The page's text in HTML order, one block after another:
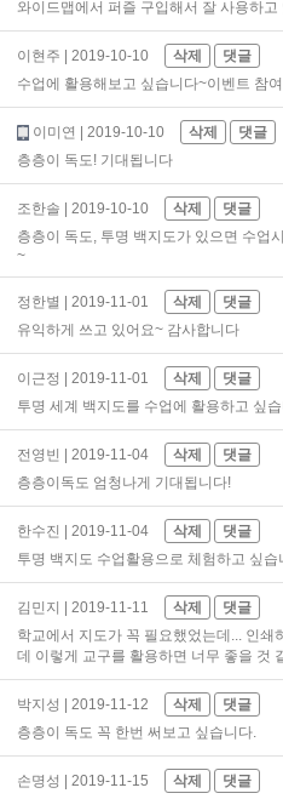
와이드맵에서 퍼즐 구입해서 잘 사용하
이현주 | 2019-10-10 삭제
댓글
수업에 활용해보고 싶습니다~이벤트 참
이미연 | 2019-10-10 삭제
댓글
층층이 독도! 기대됩니다
조한솔 | 2019-10-10 삭제
댓글
층층이 독도, 투명 백지도가 있으면 수업
~
정한별 | 2019-11-01 삭제
댓글
유익하게 쓰고 있어요~ 감사합니다
이근정 | 2019-11-01 삭제
댓글
투명 세계 백지도를 수업에 활용하고 싶
전영빈 | 2019-11-04 삭제
댓글
층층이독도 엄청나게 기대됩니다!
한수진 | 2019-11-04 삭제
댓글
투명 백지도 수업활용으로 체험하고 싶습
김민지 | 2019-11-11 삭제
댓글
학교에서 지도가 꼭 필요했었는데... 인
데 이렇게 교구를 활용하면 너무 좋을 것
박지성 | 2019-11-12 삭제
댓글
층층이 독도 꼭 한번 써보고 싶습니다.
손명성 | 2019-11-15 삭제
댓글